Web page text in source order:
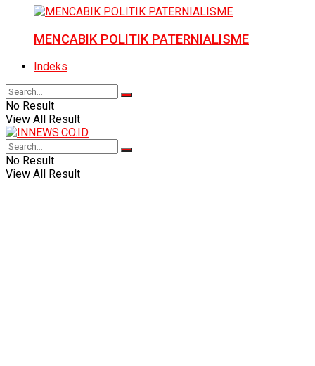
MENCABIK POLITIK PATERNIALISME
Indeks
No Result
View All Result
No Result
View All Result